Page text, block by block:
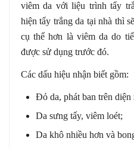
viêm da với liệu trình tẩy
hiện tẩy trắng da tại nhà thì
cụ thể hơn là viêm da do
được sử dụng trước đó.
Các dấu hiệu nhận biết gồm:
Đỏ da, phát ban trên diện
Da sưng tấy, viêm loét;
Da khô nhiều hơn và